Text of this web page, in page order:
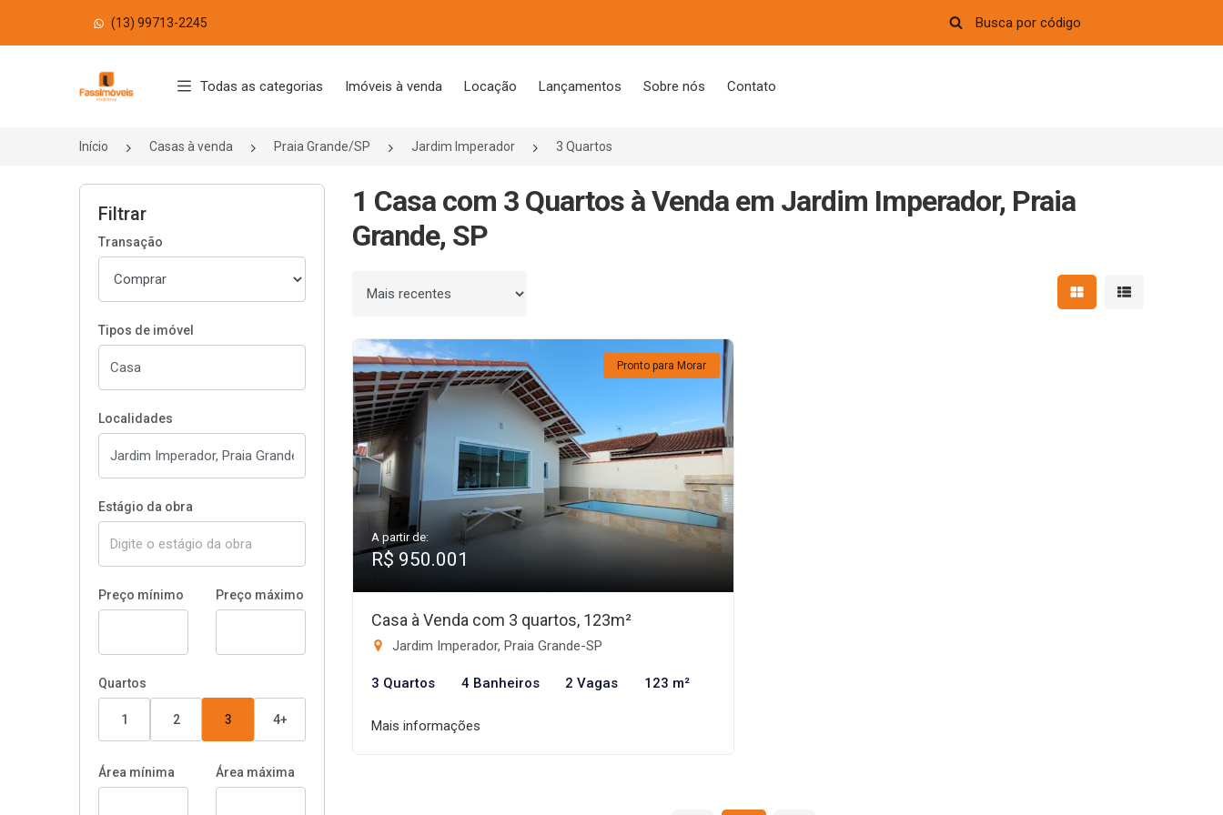
(13) 99713-2245
Página inicial
Todas as categorias Imóveis à venda Locação Lançamentos Sobre nós Contato
Início Casas à venda Praia Grande/SP Jardim Imperador 3 Quartos
Filtrar
Transação
Tipos de imóvel
Localidades
Estágio da obra
Preço mínimo Preço máximo
Quartos
1 2 3 4+
Área mínima Área máxima
1 Casa com 3 Quartos à Venda em Jardim Imperador, Praia
Grande, SP
Ordenar por Mostrar resultados em
Mostrar
Pronto para Morar
A partir de:
R$ 950.001
Casa à Venda com 3 quartos, 123m²
Jardim Imperador, Praia Grande-SP
3 Quartos 4 Banheiros 2 Vagas 123 m²
Mais informações